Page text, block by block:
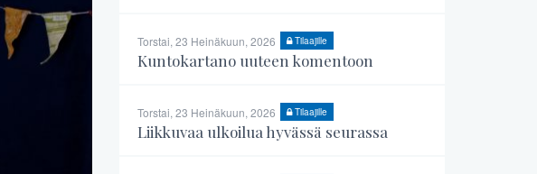
Torstai, 23 Heinäkuun, 2026 Tilaajille
Kuntokartano uuteen komentoon
Torstai, 23 Heinäkuun, 2026 Tilaajille
Liikkuvaa ulkoilua hyvässä seurassa